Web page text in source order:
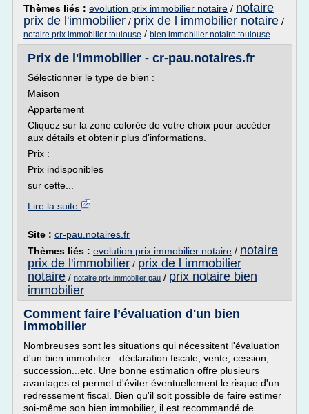
Thèmes liés : evolution prix immobilier notaire / notaire
prix de l'immobilier / prix de l immobilier notaire /
notaire prix immobilier toulouse / bien immobilier notaire toulouse
Prix de l'immobilier - cr-pau.notaires.fr
Sélectionner le type de bien :
Maison
Appartement
Cliquez sur la zone colorée de votre choix pour accéder
aux détails et obtenir plus d'informations.
Prix :
Prix indisponibles
sur cette...
Lire la suite
Site : cr-pau.notaires.fr
Thèmes liés : evolution prix immobilier notaire / notaire
prix de l'immobilier / prix de l immobilier
notaire / notaire prix immobilier pau / prix notaire bien
immobilier
Comment faire l’évaluation d'un bien
immobilier
Nombreuses sont les situations qui nécessitent l'évaluation
d'un bien immobilier : déclaration fiscale, vente, cession,
succession...etc. Une bonne estimation offre plusieurs
avantages et permet d'éviter éventuellement le risque d'un
redressement fiscal. Bien qu'il soit possible de faire estimer
soi-même son bien immobilier, il est recommandé de